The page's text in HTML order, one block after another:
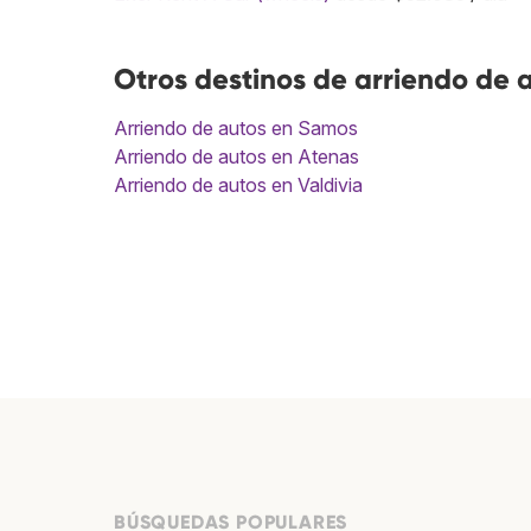
Otros destinos de arriendo de
Arriendo de autos en Samos
Arriendo de autos en Atenas
Arriendo de autos en Valdivia
BÚSQUEDAS POPULARES